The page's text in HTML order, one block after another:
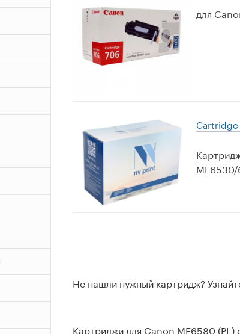
для
Cartridge
Не нашли нужный картридж?
Картриджи для Canon MF6580